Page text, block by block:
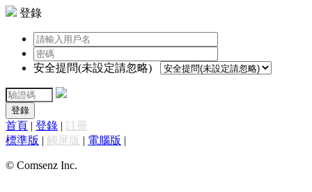
登錄
安全提問(未設定請忽略)
登錄
首頁 | 登錄 | 註冊
標準版 | 觸屏版 | 電腦版 |
© Comsenz Inc.